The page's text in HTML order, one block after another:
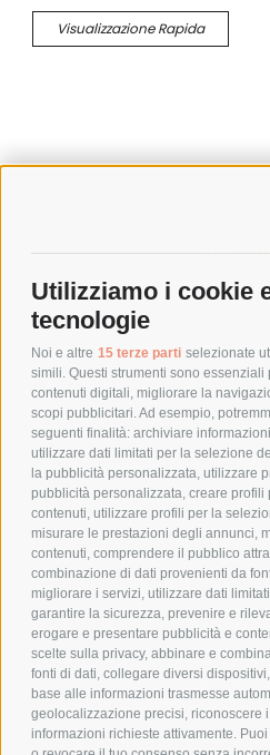
Utilizziamo i cookie
tecnologie
Noi e altre 15 terze parti selezionate
simili. Questi strumenti sono
contenuti digitali, migliorare la
scopi pubblicitari. Ad esempio,
seguenti finalità: archiviare
utilizzare dati limitati per la selezione
la pubblicità personalizzata, utilizzare
pubblicità personalizzata, creare
contenuti, utilizzare profili per la
misurare le prestazioni degli annunci,
contenuti, comprendere il pubblico
combinazione di dati provenienti da
migliorare i servizi, utilizzare dati
garantire la sicurezza, prevenire e
erogare e presentare pubblicità e
scelte sulla privacy, abbinare e
fonti di dati, collegare diversi
base alle informazioni trasmesse
geolocalizzazione precisi, riconoscere
informazioni richieste attivamente.
Visualizzazione Rapida
COSTI DI
POLITICA DI
PRIVACY
COOKIE
PAGAMENTI
CHI
MARCHI